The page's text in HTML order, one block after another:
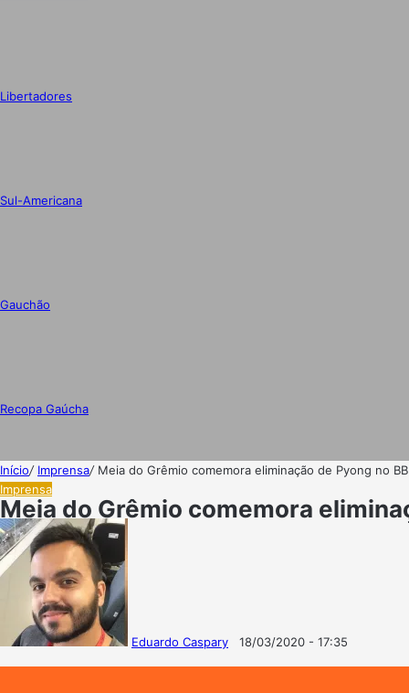
Libertadores
Sul-Americana
Gauchão
Recopa Gaúcha
Início/ Imprensa/ Meia do Grêmio comemora eliminação de Pyong no
Imprensa
Meia do Grêmio comemora
Eduardo Caspary
18/03/2020 - 17:35